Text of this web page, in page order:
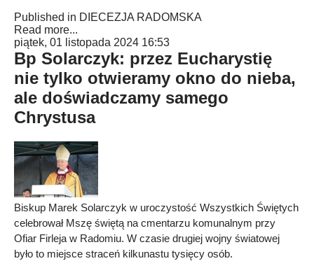
Published in DIECEZJA RADOMSKA
Read more...
piątek, 01 listopada 2024 16:53
Bp Solarczyk: przez Eucharystię
nie tylko otwieramy okno do nieba,
ale doświadczamy samego
Chrystusa
Biskup Marek Solarczyk w uroczystość Wszystkich Świętych
celebrował Mszę świętą na cmentarzu komunalnym przy
Ofiar Firleja w Radomiu. W czasie drugiej wojny światowej
było to miejsce straceń kilkunastu tysięcy osób.